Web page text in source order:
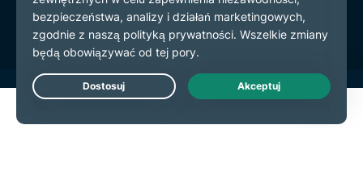
preferencje plików cookie
Live Chat